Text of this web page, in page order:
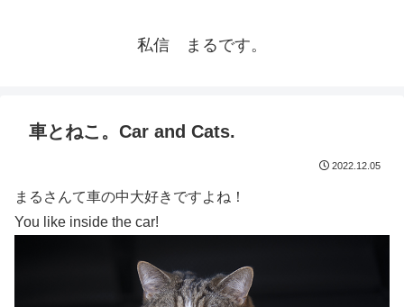
私信 まるです。
車とねこ。Car and Cats.
2022.12.05
まるさんて車の中大好きですよね！
You like inside the car!